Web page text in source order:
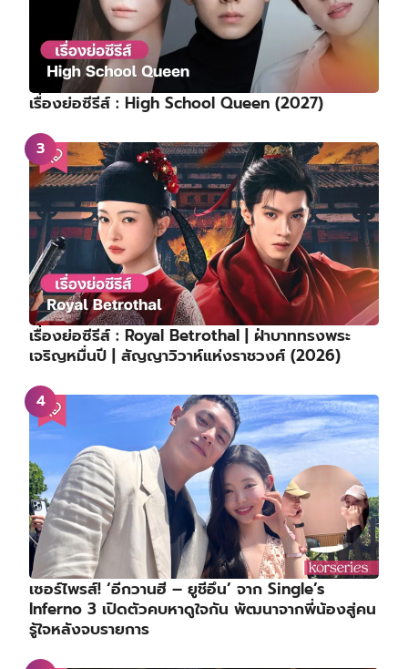
เรื่องย่อซีรีส์ : High School Queen (2027)
เรื่องย่อซีรีส์ : Royal Betrothal | ฝ่าบาททรงพระ
เจริญหมื่นปี | สัญญาวิวาห์แห่งราชวงศ์ (2026)
เซอร์ไพรส์! ‘อีกวานฮี – ยูชีอึน’ จาก Single’s
Inferno 3 เปิดตัวคบหาดูใจกัน พัฒนาจากพี่น้องสู่คน
รู้ใจหลังจบรายการ